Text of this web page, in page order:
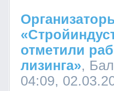
отметили
лизинга»,
04:09,